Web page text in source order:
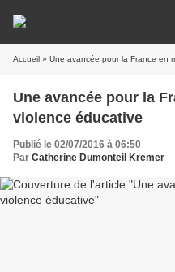
Accueil » Une avancée pour la France en
Une avancée pour la
violence éducative
Publié le 02/07/2016 à 06:50
Par Catherine Dumonteil Kremer